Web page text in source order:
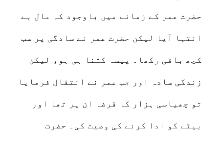
حضرت عمر کے زمانے میں باوجود کہ مال بے
انتہا آیا لیکن حضرت عمر نے سادگی پر سب
کچھ باقی رکھا۔ پیسہ کتنا ہی ہو، لیکن
زندگی سادہ اور جب عمر نے انتقال فرمایا
تو چھیاسی ہزار کا قرضہ ان پر تھا اور
بیٹے کو ادا کرنے کی وصیت کی۔ حضرت